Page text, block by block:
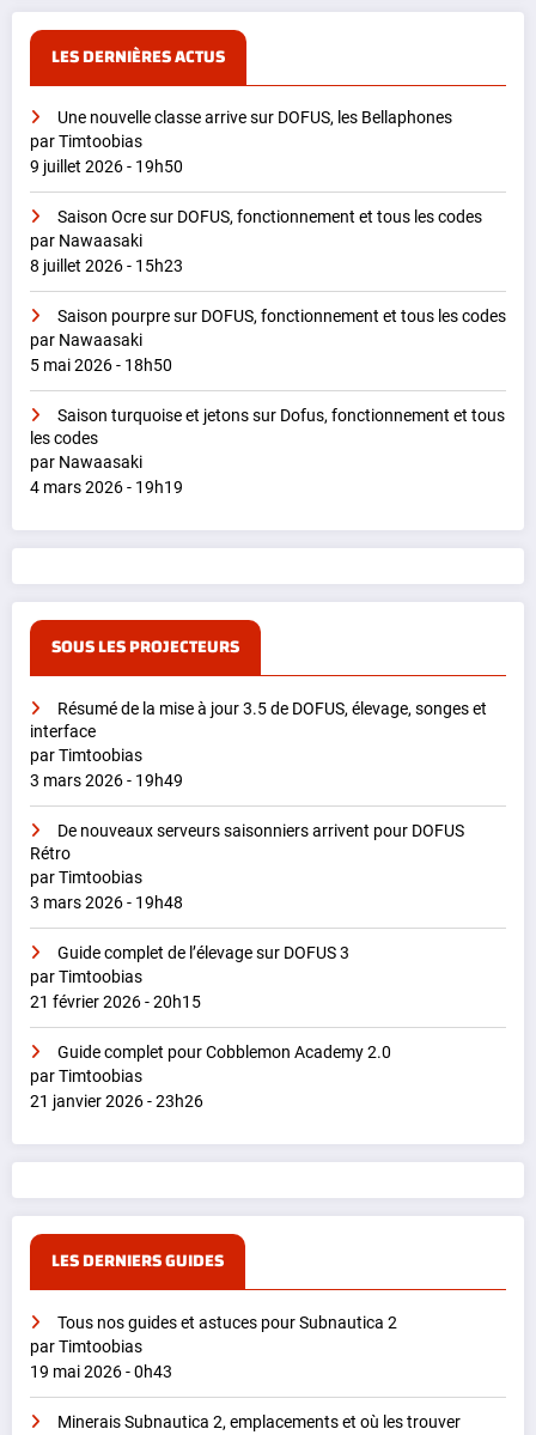
LES DERNIÈRES ACTUS
Une nouvelle classe arrive sur DOFUS, les Bellaphones
par Timtoobias
9 juillet 2026 - 19h50
Saison Ocre sur DOFUS, fonctionnement et tous les codes
par Nawaasaki
8 juillet 2026 - 15h23
Saison pourpre sur DOFUS, fonctionnement et tous les codes
par Nawaasaki
5 mai 2026 - 18h50
Saison turquoise et jetons sur Dofus, fonctionnement et tous
les codes
par Nawaasaki
4 mars 2026 - 19h19
SOUS LES PROJECTEURS
Résumé de la mise à jour 3.5 de DOFUS, élevage, songes et
interface
par Timtoobias
3 mars 2026 - 19h49
De nouveaux serveurs saisonniers arrivent pour DOFUS
Rétro
par Timtoobias
3 mars 2026 - 19h48
Guide complet de l’élevage sur DOFUS 3
par Timtoobias
21 février 2026 - 20h15
Guide complet pour Cobblemon Academy 2.0
par Timtoobias
21 janvier 2026 - 23h26
LES DERNIERS GUIDES
Tous nos guides et astuces pour Subnautica 2
par Timtoobias
19 mai 2026 - 0h43
Minerais Subnautica 2, emplacements et où les trouver